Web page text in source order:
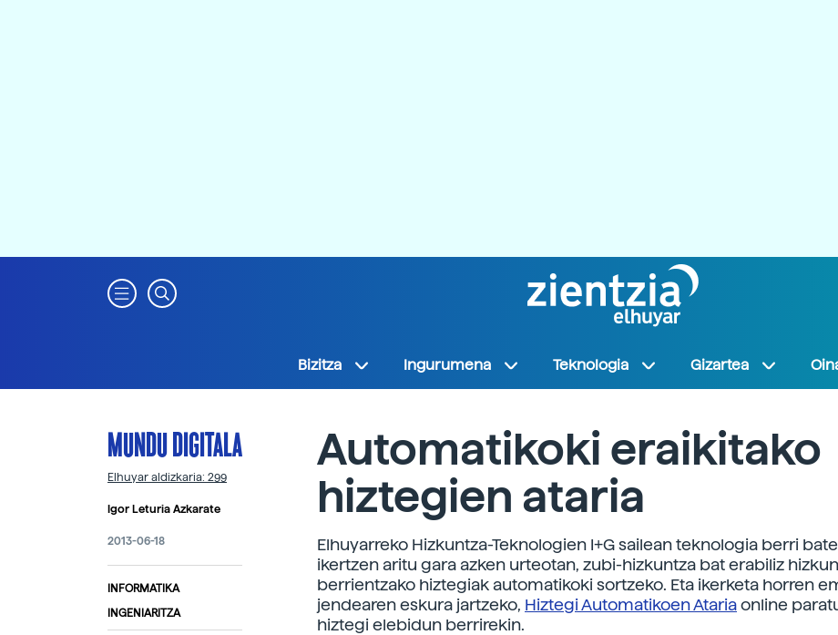
Bizitza Ingurumena Teknologia Gizartea
MUNDU DIGITALA
Elhuyar aldizkaria: 299
Igor Leturia Azkarate
2013-06-18
INFORMATIKA
INGENIARITZA
Automatikoki eraikitako
hiztegien ataria
Elhuyarreko Hizkuntza-Teknologien I+G sailean teknologia berri
ikertzen aritu gara azken urteotan, zubi-hizkuntza bat erabiliz
berrientzako hiztegiak automatikoki sortzeko. Eta ikerketa horren
jendearen eskura jartzeko, Hiztegi Automatikoen Atariaonline
hiztegi elebidun berrirekin.